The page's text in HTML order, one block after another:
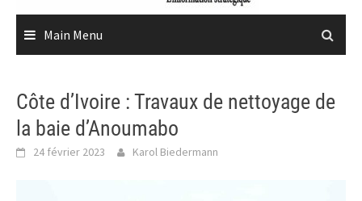
Main Menu
Côte d’Ivoire : Travaux de nettoyage de
la baie d’Anoumabo
24 février 2023 Karol Biedermann